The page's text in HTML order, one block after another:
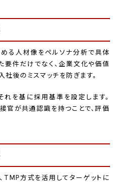
る人材像をペルソナ分析で具体
要件だけでなく、企業文化や価値
後のミスマッチを防ぎます。
れを基に採用基準を設定します。
官が共通認識を持つことで、評価
TMP方式を活用してターゲットに